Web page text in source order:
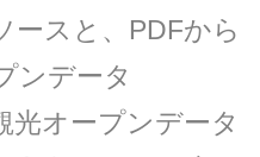
ースと、PDFから
ンデータ
光オープンデータ